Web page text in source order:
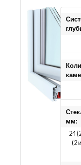
мм:
24
(2